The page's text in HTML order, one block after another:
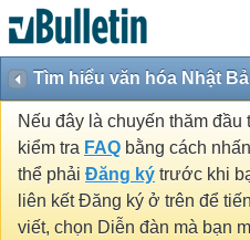
Tìm hiểu văn hóa Nhật
Nếu đây là chuyến thăm
kiểm tra FAQ bằng cách
thể phải Đăng ký trước khi
liên kết Đăng ký ở trên để
viết, chọn Diễn đàn mà bạn